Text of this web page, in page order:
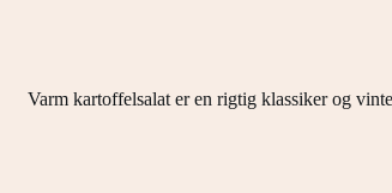
Varm kartoffelsalat er en rigtig klassiker og